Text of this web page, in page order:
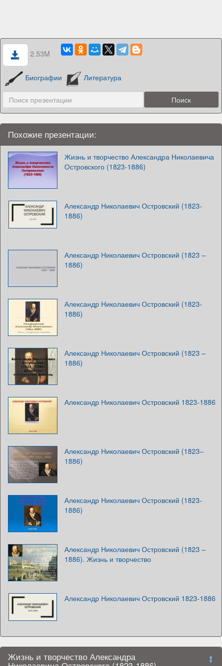
2.53M
Биографии Литература
Похожие презентации:
Жизнь и творчество Александра Николаевича
Островского (1823-1886)
Александр Николаевич Островский (1823-
1886)
Александр Николаевич Островский (1823 –
1886)
Александр Николаевич Островский (1823-
1886)
Александр Николаевич Островский (1823 –
1886)
Александр Николаевич Островский 1823-1886
Александр Николаевич Островский (1823‒
1886)
Александр Николаевич Островский (1823-
1886)
Александр Николаевич Островский (1823 –
1886). Жизнь и творчество
Александр Николаевич Островский 1823-1886
Жизнь и творчество Александра